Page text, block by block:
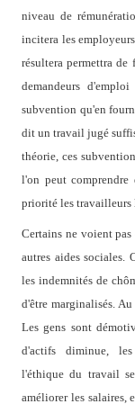
niveau de
incitera les
résultera permettra de
demandeurs
subvention qu'en
dit un travail jugé
théorie, ces
l'on peut
priorité les travailleurs
Certains ne voient
autres aides sociales.
les indemnités de
d'être marginalisés.
Les gens sont
d'actifs diminue,
l'éthique du travail
améliorer les salaires,